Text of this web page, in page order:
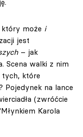
może i
jest
– jak
Scena walki z nim
tych, które
Pojedynek na lance
(zwróćcie
Karola